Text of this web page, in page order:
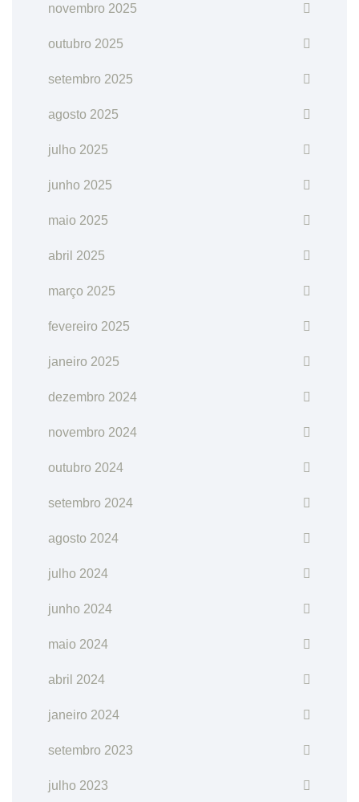
novembro 2025
outubro 2025
setembro 2025
agosto 2025
julho 2025
junho 2025
maio 2025
abril 2025
março 2025
fevereiro 2025
janeiro 2025
dezembro 2024
novembro 2024
outubro 2024
setembro 2024
agosto 2024
julho 2024
junho 2024
maio 2024
abril 2024
janeiro 2024
setembro 2023
julho 2023